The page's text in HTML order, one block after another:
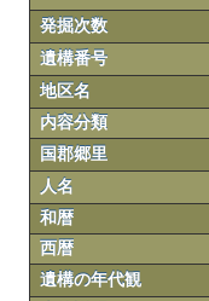
発掘次数
遺構番号
地区名
内容分類
国郡郷里
人名
和暦
西暦
遺構の年代観